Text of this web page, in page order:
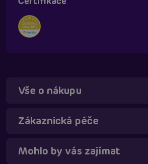
Vše o nákupu
Zákaznická péče
Mohlo by vás zajímat
Táňa - virtuální asistentka